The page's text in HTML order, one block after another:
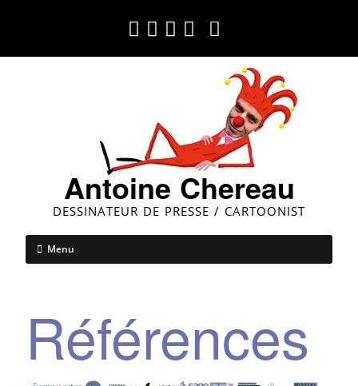
Antoine Chereau
DESSINATEUR DE PRESSE / CARTOONIST
Menu
Références